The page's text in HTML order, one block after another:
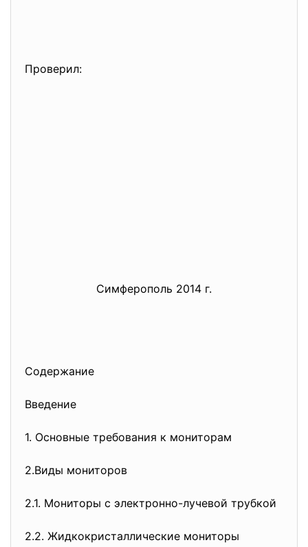
Проверил:
Симферополь 2014 г.
Содержание
Введение
1. Основные требования к мониторам
2.Виды мониторов
2.1. Мониторы с электронно-лучевой трубкой
2.2. Жидкокристаллические мониторы